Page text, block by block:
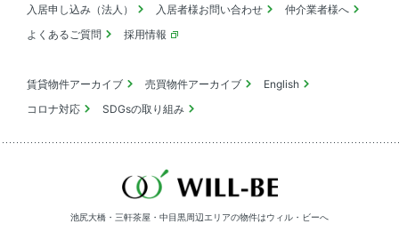
入居申し込み（法人）
入居者様お問い合わせ
仲介業者様へ
よくあるご質問
採用情報
賃貸物件アーカイブ 売買物件アーカイブ
English
コロナ対応
SDGsの取り組み
池尻大橋・三軒茶屋・中目黒周辺エリアの物件はウィル・ビーへ